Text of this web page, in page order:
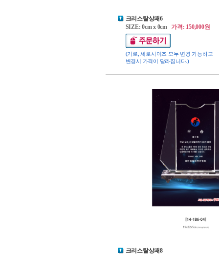
크리스탈상패6
SIZE: 0cm x 0cm가격: 150,000원
(가로, 세로사이즈 모두 변경 가능하고
변경시 가격이 달라집니다.)
크리스탈상패8